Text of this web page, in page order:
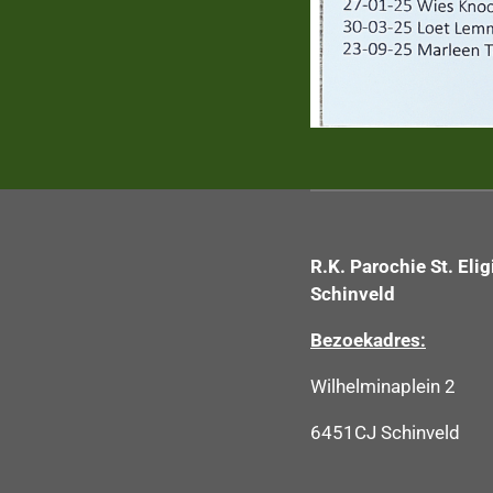
R.K. Parochie St.
Schinveld
Bezoekadres:
Wilhelminaplein 2
6451CJ Schinveld